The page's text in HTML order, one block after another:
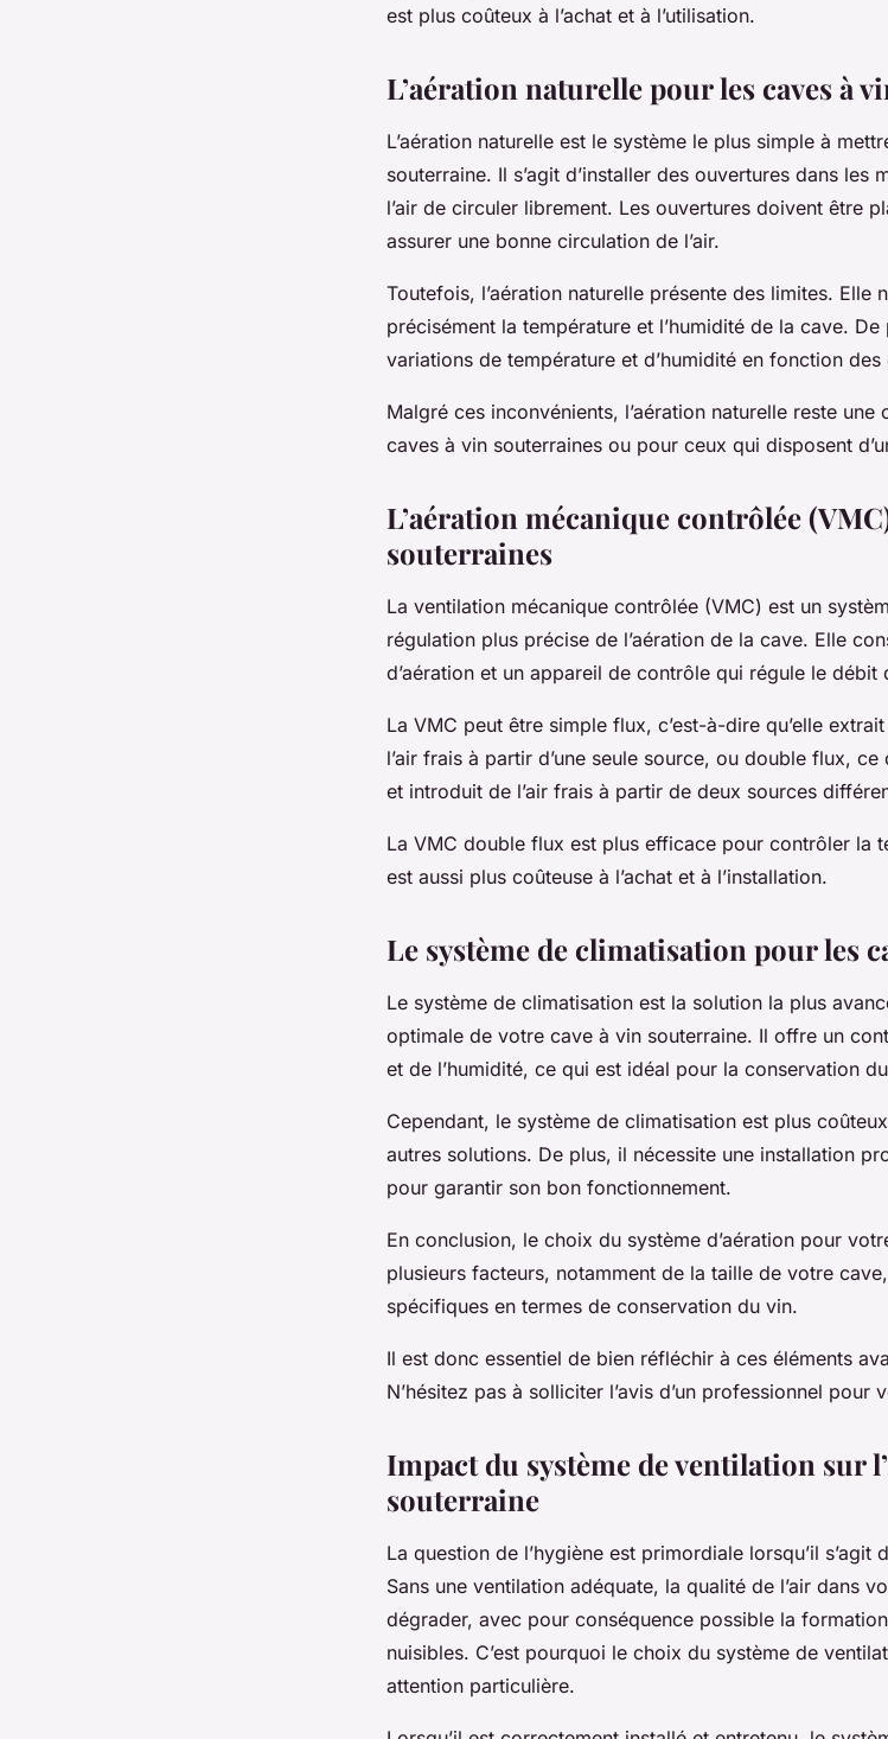
est plus coûteux à l’achat et à l’utilisation.
L’aération naturelle pour les caves à
L’aération naturelle est le système le plus simple à
souterraine. Il s’agit d’installer des ouvertures dans les
l’air de circuler librement. Les ouvertures doivent être
assurer une bonne circulation de l’air.
Toutefois, l’aération naturelle présente des limites. Elle
précisément la température et l’humidité de la cave.
variations de température et d’humidité en fonction
Malgré ces inconvénients, l’aération naturelle reste
caves à vin souterraines ou pour ceux qui disposent
L’aération mécanique contrôlée
souterraines
La ventilation mécanique contrôlée (VMC) est un
régulation plus précise de l’aération de la cave. Elle
d’aération et un appareil de contrôle qui régule le débit
La VMC peut être simple flux, c’est-à-dire qu’elle
l’air frais à partir d’une seule source, ou double flux, ce
et introduit de l’air frais à partir de deux sources
La VMC double flux est plus efficace pour contrôler la
est aussi plus coûteuse à l’achat et à l’installation.
Le système de climatisation pour les
Le système de climatisation est la solution la plus
optimale de votre cave à vin souterraine. Il offre un
et de l’humidité, ce qui est idéal pour la conservation
Cependant, le système de climatisation est plus
autres solutions. De plus, il nécessite une installation
pour garantir son bon fonctionnement.
En conclusion, le choix du système d’aération pour
plusieurs facteurs, notamment de la taille de votre
spécifiques en termes de conservation du vin.
Il est donc essentiel de bien réfléchir à ces éléments
N’hésitez pas à solliciter l’avis d’un professionnel
Impact du système de ventilation sur
souterraine
La question de l’hygiène est primordiale lorsqu’il
Sans une ventilation adéquate, la qualité de l’air dans
dégrader, avec pour conséquence possible la
nuisibles. C’est pourquoi le choix du système de
attention particulière.